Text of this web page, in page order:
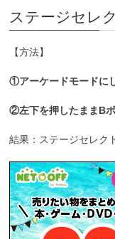
ステージセレ
【方法】
①アーケードモードに
②左下を押したままBボ
結果：ステージセレク